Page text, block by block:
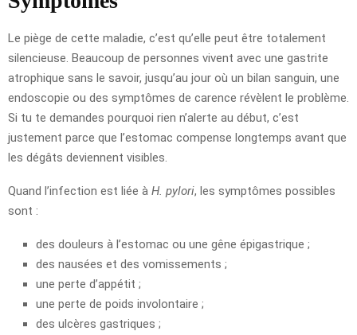
Le piège de cette maladie, c’est qu’elle peut être totalement
silencieuse. Beaucoup de personnes vivent avec une gastrite
atrophique sans le savoir, jusqu’au jour où un bilan sanguin, une
endoscopie ou des symptômes de carence révèlent le problème.
Si tu te demandes pourquoi rien n’alerte au début, c’est
justement parce que l’estomac compense longtemps avant que
les dégâts deviennent visibles.
Quand l’infection est liée à H. pylori, les symptômes possibles
sont :
des douleurs à l’estomac ou une gêne épigastrique ;
des nausées et des vomissements ;
une perte d’appétit ;
une perte de poids involontaire ;
des ulcères gastriques ;